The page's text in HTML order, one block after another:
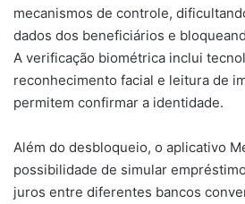
mecanismos de controle,
dados dos beneficiários e
A verificação biométrica inclui
reconhecimento facial e leitura de
permitem confirmar a identidade.
Além do desbloqueio, o aplicativo
possibilidade de simular
juros entre diferentes bancos